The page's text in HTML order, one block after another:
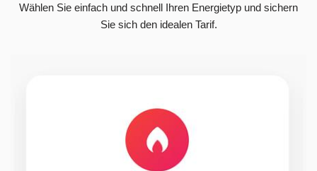
Wählen Sie einfach und schnell Ihren Energietyp und sichern
Sie sich den idealen Tarif.